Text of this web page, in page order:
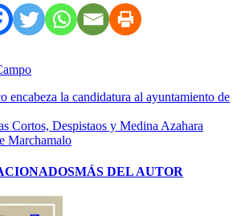
encabeza la candidatura al ayuntamiento de
Cortos, Despistaos y Medina Azahara
Marchamalo
MÁS DEL AUTOR